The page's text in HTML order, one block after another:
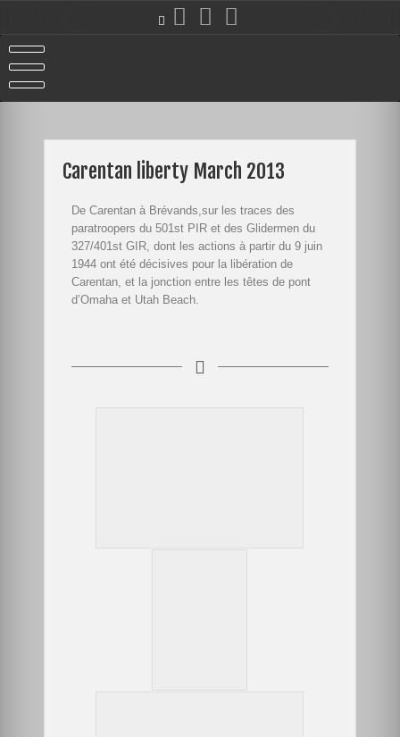
Carentan liberty March 2013
De Carentan à Brévands,sur les traces des
paratroopers du 501st PIR et des Glidermen du
327/401st GIR, dont les actions à partir du 9 juin
1944 ont été décisives pour la libération de
Carentan, et la jonction entre les têtes de pont
d’Omaha et Utah Beach.